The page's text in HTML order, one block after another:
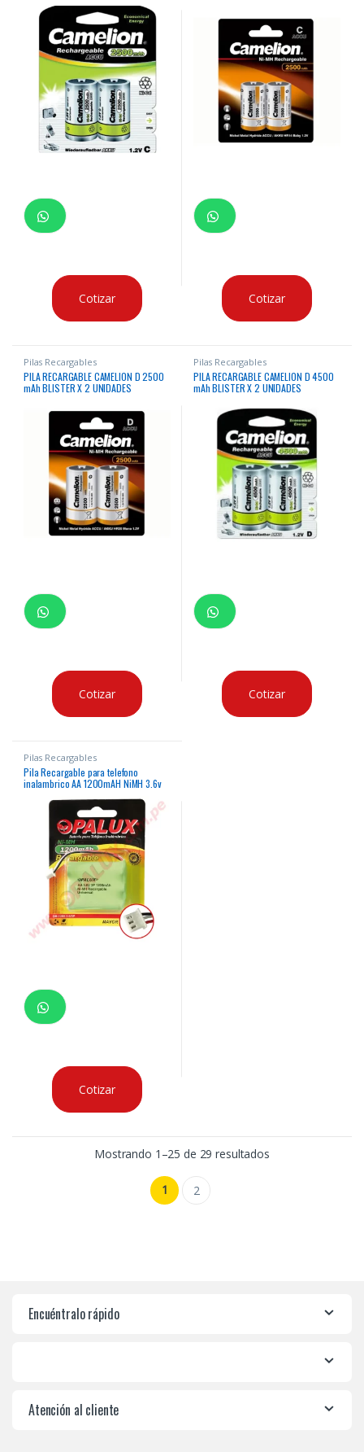
Cotizar Cotizar
Pilas Recargables
PILA RECARGABLE CAMELION D 2500
mAh BLISTER X 2 UNIDADES
Cotizar
Pilas Recargables
PILA RECARGABLE CAMELION D 4500
mAh BLISTER X 2 UNIDADES
Cotizar
Pilas Recargables
Pila Recargable para telefono
inalambrico AA 1200mAH NiMH 3.6v
Cotizar
Mostrando 1–25 de 29 resultados
1 2
Encuéntralo rápido
Atención al cliente